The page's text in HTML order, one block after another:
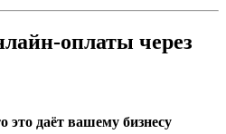
оплаты через
это даёт вашему бизнесу